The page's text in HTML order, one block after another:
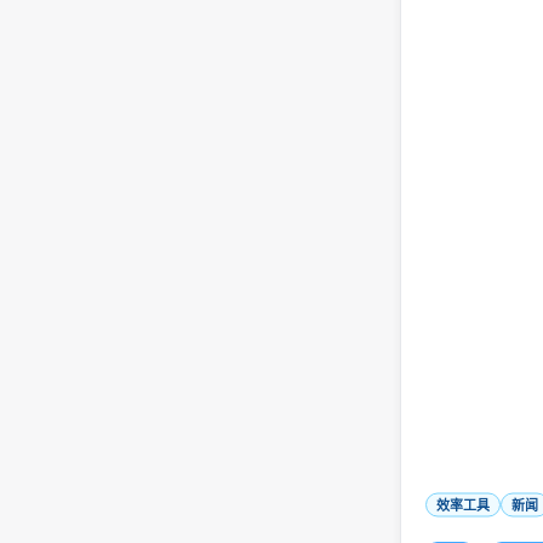
效率工具 新闻